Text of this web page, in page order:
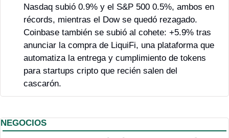
Nasdaq subió 0.9% y el S&P 500 0.5%, ambos en
récords, mientras el Dow se quedó rezagado.
Coinbase también se subió al cohete: +5.9% tras
anunciar la compra de LiquiFi, una plataforma que
automatiza la entrega y cumplimiento de tokens
para startups cripto que recién salen del
cascarón.
NEGOCIOS